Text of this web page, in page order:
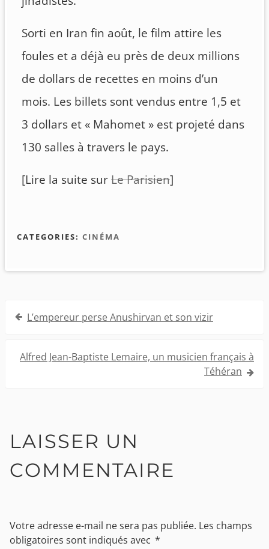
Sorti en Iran fin août, le film attire les
foules et a déjà eu près de deux millions
de dollars de recettes en moins d’un
mois. Les billets sont vendus entre 1,5 et
3 dollars et « Mahomet » est projeté dans
130 salles à travers le pays.
[Lire la suite surLe Parisien]
CATEGORIES: CINÉMA
Navigation
l’article
L’empereur perse Anushirvan et son vizir
Alfred Jean-Baptiste Lemaire, un musicien français à
Téhéran
LAISSER UN
COMMENTAIRE
Votre adresse e-mail ne sera pas publiée. Les champs
obligatoires sont indiqués avec *